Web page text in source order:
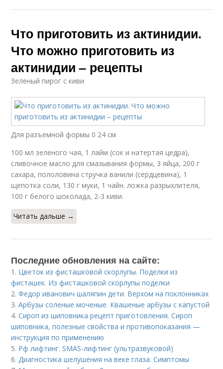
Что приготовить из актинидии.
Что можно приготовить из
актинидии – рецепты
Зеленый пирог с киви
Для разъемной формы 0 24 см
100 мл зеленого чая, 1 лайм (сок и натертая цедра),
сливочное масло для смазывания формы, 3 яйца, 200 г
сахара, пололовина стручка ванили (сердцевина), 1
щепотка соли, 130 г муки, 1 чайн. ложка разрыхлителя,
100 г белого шоколада, 2-3 киви.
Читать дальше →
Последние обновления на сайте:
1. Цветок из фисташковой скорлупы. Поделки из
фисташек. Из фисташковой скорлупы поделки
2.Федор иванович шаляпин дети. Верхом на поклонниках
3.Арбузы соленые моченые. Квашеные арбузы с капустой
4.Сироп из шиповника рецепт приготовления. Сироп
шиповника, полезные свойства и противопоказания —
инструкция по применению
5. Рф лифтинг. SMAS-лифтинг (ультразвуковой)
6.Диагностика шелушения на веке глаза. Симптомы